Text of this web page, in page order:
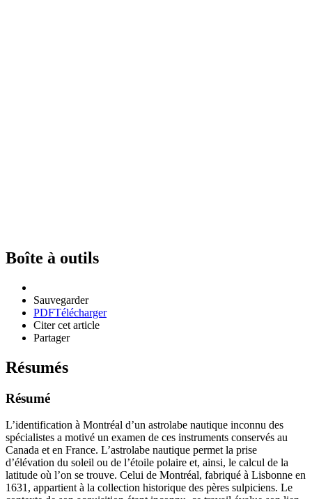
Boîte à outils
Sauvegarder
PDFTélécharger
Citer cet article
Partager
Résumés
Résumé
L’identification à Montréal d’un astrolabe nautique inconnu des
spécialistes a motivé un examen de ces instruments conservés au
Canada et en France. L’astrolabe nautique permet la prise
d’élévation du soleil ou de l’étoile polaire et, ainsi, le calcul de la
latitude où l’on se trouve. Celui de Montréal, fabriqué à Lisbonne en
1631, appartient à la collection historique des pères sulpiciens. Le